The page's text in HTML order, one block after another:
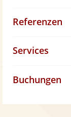
Referenzen
Services
Buchungen